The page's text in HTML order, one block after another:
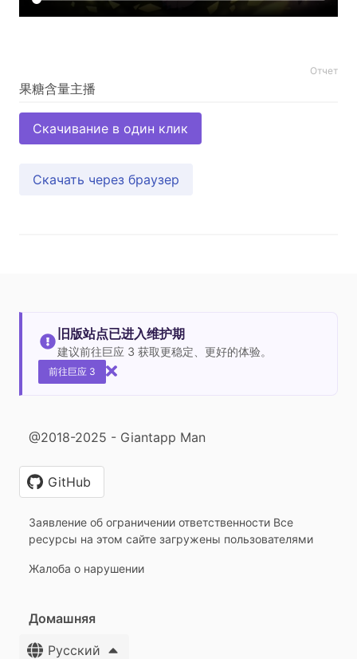
Отчет
Скачивание в один клик
Скачать через браузер
旧版站点已进入维护期
建议前往巨应 3 获取更稳定、更好的体验。
前往巨应 3
@2018-2025 - Giantapp Man
GitHub
Заявление об ограничении ответственности Все
ресурсы на этом сайте загружены пользователями
Жалоба о нарушении
Домашняя
Русский